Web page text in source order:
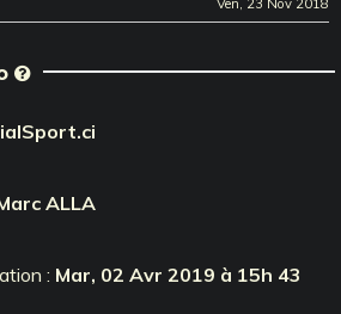
Ven, 23 Nov 2018
ALLA
: Mar, 02 Avr 2019 à 15h 43